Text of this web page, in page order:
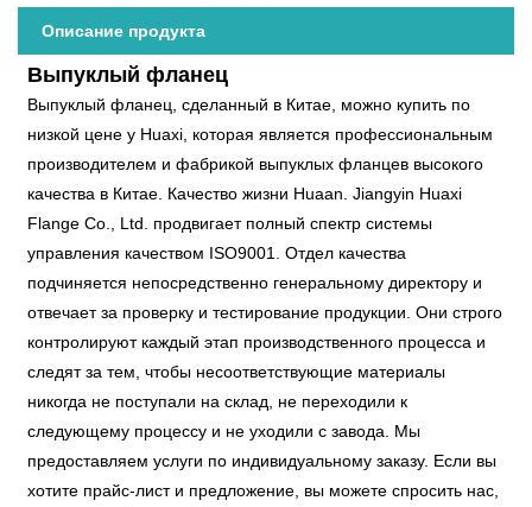
Описание продукта
Выпуклый фланец
Выпуклый фланец, сделанный в Китае, можно купить по
низкой цене у Huaxi, которая является профессиональным
производителем и фабрикой выпуклых фланцев высокого
качества в Китае. Качество жизни Huaan. Jiangyin Huaxi
Flange Co., Ltd. продвигает полный спектр системы
управления качеством ISO9001. Отдел качества
подчиняется непосредственно генеральному директору и
отвечает за проверку и тестирование продукции. Они строго
контролируют каждый этап производственного процесса и
следят за тем, чтобы несоответствующие материалы
никогда не поступали на склад, не переходили к
следующему процессу и не уходили с завода. Мы
предоставляем услуги по индивидуальному заказу. Если вы
хотите прайс-лист и предложение, вы можете спросить нас,